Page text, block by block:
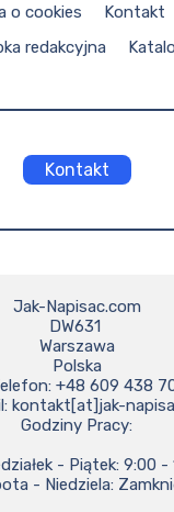
o cookies
Kontakt
redakcyjna
Kontakt
Jak-Napisac.com
DW631
Warszawa
kontakt[at]jak-
Godziny Pracy:
- Niedziela: